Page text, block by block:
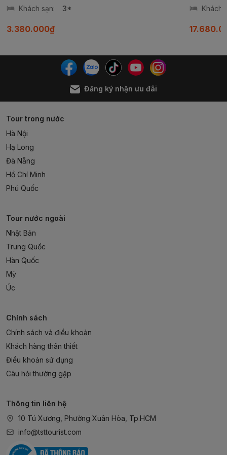
Khách sạn:
3*
3.380.000₫
Khách
Đăng ký nhận ưu đãi
Tour trong nước
Hà Nội
Hạ Long
Đà Nẵng
Hồ Chí Minh
Phú Quốc
Tour nước ngoài
Nhật Bản
Trung Quốc
Hàn Quốc
Mỹ
Úc
Chính sách
Chính sách và điều khoản
Khách hàng thân thiết
Điều khoản sử dụng
Câu hỏi thường gặp
Thông tin liên hệ
10 Tú Xương, Phường Xuân Hòa, Tp.HCM
info@tsttourist.com